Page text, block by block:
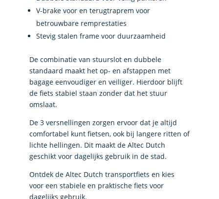
V-brake voor en terugtraprem voor
betrouwbare remprestaties
Stevig stalen frame voor duurzaamheid
De combinatie van stuurslot en dubbele
standaard maakt het op- en afstappen met
bagage eenvoudiger en veiliger. Hierdoor blijft
de fiets stabiel staan zonder dat het stuur
omslaat.
De 3 versnellingen zorgen ervoor dat je altijd
comfortabel kunt fietsen, ook bij langere ritten of
lichte hellingen. Dit maakt de Altec Dutch
geschikt voor dagelijks gebruik in de stad.
Ontdek de Altec Dutch transportfiets en kies
voor een stabiele en praktische fiets voor
dagelijks gebruik.